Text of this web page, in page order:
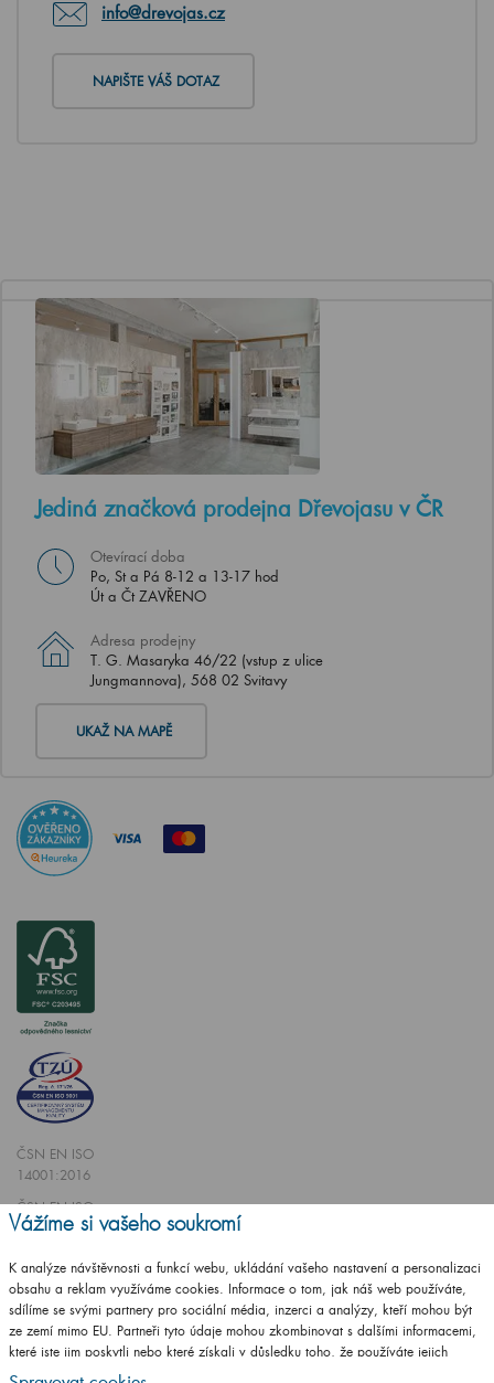
info@drevojas.cz
NAPIŠTE VÁŠ DOTAZ
Jediná značková prodejna Dřevojasu v ČR
Otevírací doba
Po, St a Pá 8-12 a 13-17 hod
Út a Čt ZAVŘENO
Adresa prodejny
T. G. Masaryka 46/22 (vstup z ulice
Jungmannova), 568 02 Svitavy
UKAŽ NA MAPĚ
ČSN EN ISO
14001:2016
ČSN EN ISO
9001:2016
Vytvořilo studioCZECHGROUP.cz
Vážíme si vašeho soukromí
K analýze návštěvnosti a funkcí webu, ukládání vašeho nastavení a personalizaci
obsahu a reklam využíváme cookies. Informace o tom, jak náš web používáte,
sdílíme se svými partnery pro sociální média, inzerci a analýzy, kteří mohou být
ze zemí mimo EU. Partneři tyto údaje mohou zkombinovat s dalšími informacemi,
které jste jim poskytli nebo které získali v důsledku toho, že používáte jejich
služby.
Podrobné informace